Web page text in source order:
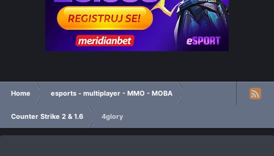
Home esports - multiplayer - MMO - MOBA
Counter Strike 2 & 1.6 4glory